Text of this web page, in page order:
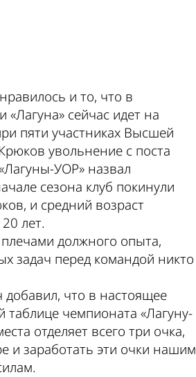
и то, что в
«Лагуна» сейчас идет на
пяти участниках Высшей
увольнение с поста
УОР» назвал
сезона клуб покинули
и средний возраст
лет.
должного опыта,
задач перед командой никто
что в настоящее
таблице чемпионата «Лагуну-
отделяет всего три очка,
и заработать эти очки нашим